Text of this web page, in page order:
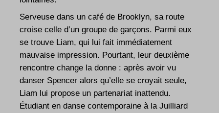
Serveuse dans un café de Brooklyn, sa route
croise celle d’un groupe de garçons. Parmi eux
se trouve Liam, qui lui fait immédiatement
mauvaise impression. Pourtant, leur deuxième
rencontre change la donne : après avoir vu
danser Spencer alors qu’elle se croyait seule,
Liam lui propose un partenariat inattendu.
Étudiant en danse contemporaine à la Juilliard